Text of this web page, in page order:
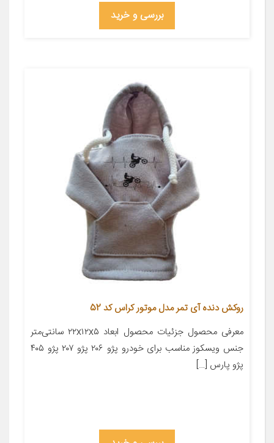
بررسی و خرید
روکش دنده آی تمر مدل موتور کراس کد 52
معرفی محصول جزئیات محصول ابعاد ۲۲x۱۲x۵ سانتی‌متر
جنس ویسکوز مناسب برای خودرو پژو ۲۰۶ پژو ۲۰۷ پژو ۴۰۵
پژو پارس […]